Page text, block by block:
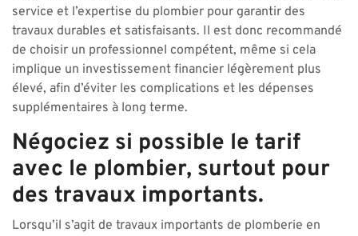
service et l’expertise du plombier pour garantir des
travaux durables et satisfaisants. Il est donc recommandé
de choisir un professionnel compétent, même si cela
implique un investissement financier légèrement plus
élevé, afin d’éviter les complications et les dépenses
supplémentaires à long terme.
Négociez si possible le tarif
avec le plombier, surtout pour
des travaux importants.
Lorsqu’il s’agit de travaux importants de plomberie en